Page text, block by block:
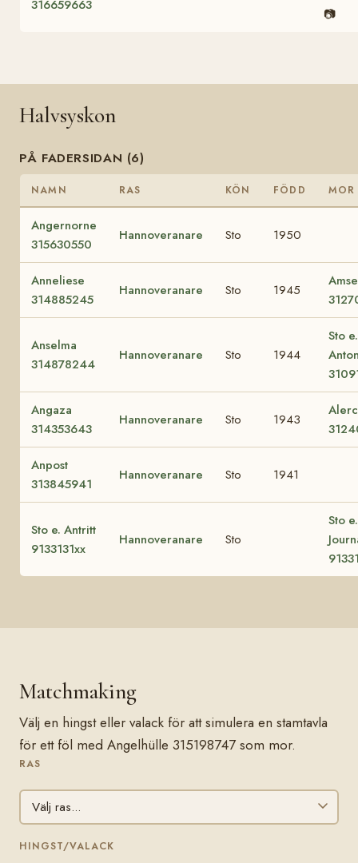
316659663
📷
Halvsyskon
PÅ FADERSIDAN (6)
NAMN RAS KÖN FÖDD MOR
Angernorne
315630550
Hannoveranare Sto 1950
Anneliese
314885245
Hannoveranare Sto 1945
Anselma
314878244
Hannoveranare Sto 1944
Sto e.
Angaza
314353643
Hannoveranare Sto 1943
Anpost
313845941
Hannoveranare Sto 1941
Sto e. Antritt
9133131xx
Hannoveranare Sto
Sto e.
Matchmaking
Välj en hingst eller valack för att simulera en stamtavla
för ett föl med Angelhülle 315198747 som mor.
RAS
HINGST/VALACK